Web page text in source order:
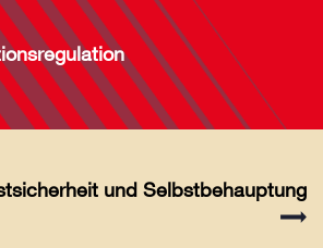
und Selbstbehauptung